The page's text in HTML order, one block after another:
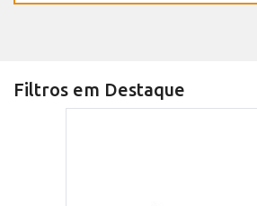
Filtros em Destaque